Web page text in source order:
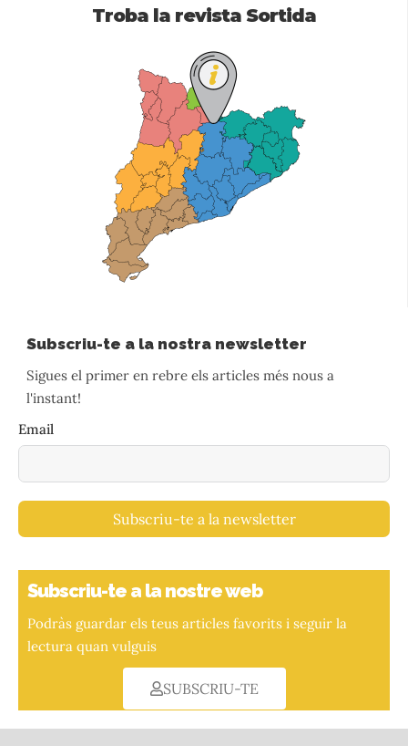
Troba la revista Sortida
Subscriu-te a la nostra newsletter
Sigues el primer en rebre els articles més nous a
l'instant!
Email
Subscriu-te a la newsletter
Subscriu-te a la nostre web
Podràs guardar els teus articles favorits i seguir la
lectura quan vulguis
SUBSCRIU-TE